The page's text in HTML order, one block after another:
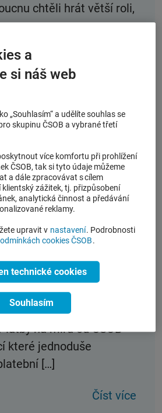
chtěli hrát větší roli,
i bez integrace platební
zákazníků přijímat online
museli implementovat
klasickou platební bránu?
na míru od ČSOB –
které jednoduše
[…]
Číst více
a
si náš web
„Souhlasím“ a udělíte souhlas se
skupinu ČSOB a vybrané třetí
více komfortu při prohlížení
ČSOB, tak si tyto údaje můžeme
a dále zpracovávat s cílem
zážitek, tj. přizpůsobení
analytická činnost a předávání
reklamy.
upravit v nastavení. Podrobnosti
cookies ČSOB.
technické cookies
Souhlasím